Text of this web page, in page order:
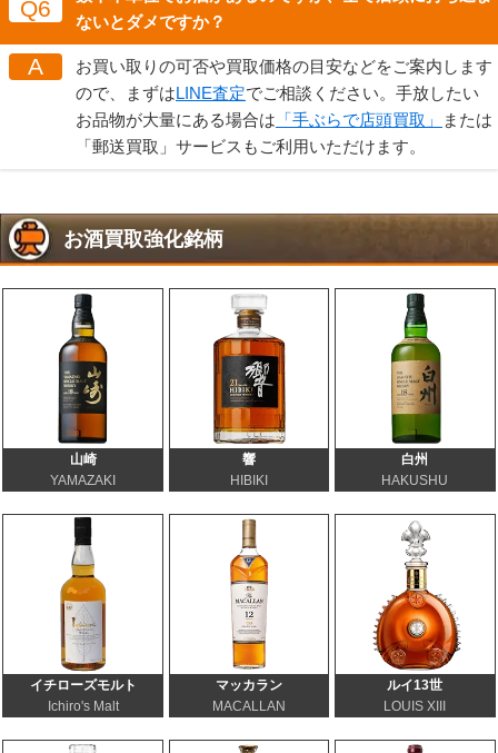
Q6
ないとダメですか？
A
お買い取りの可否や買取価格の目安などをご案内します
ので、まずはLINE査定でご相談ください。手放したい
お品物が大量にある場合は 「手ぶらで店頭買取」
または
「郵送買取」サービスもご利用いただけます。
お酒買取強化銘柄
山崎
YAMAZAKI
響
HIBIKI
白州
HAKUSHU
イチローズモルト
Ichiro's Malt
マッカラン
MACALLAN
ルイ13世
LOUIS XIII